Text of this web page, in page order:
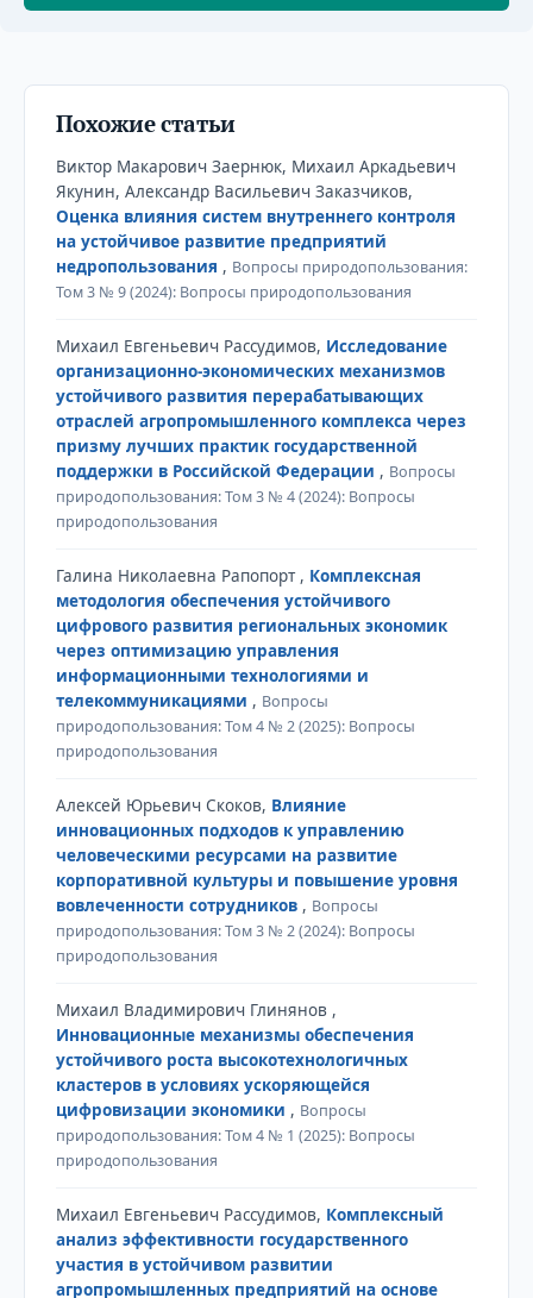
Похожие статьи
Виктор Макарович Заернюк, Михаил Аркадьевич
Якунин, Александр Васильевич Заказчиков,
Оценка влияния систем внутреннего контроля
на устойчивое развитие предприятий
недропользования , Вопросы природопользования:
Том 3 № 9 (2024): Вопросы природопользования
Михаил Евгеньевич Рассудимов, Исследование
организационно-экономических механизмов
устойчивого развития перерабатывающих
отраслей агропромышленного комплекса через
призму лучших практик государственной
поддержки в Российской Федерации , Вопросы
природопользования: Том 3 № 4 (2024): Вопросы
природопользования
Галина Николаевна Рапопорт , Комплексная
методология обеспечения устойчивого
цифрового развития региональных экономик
через оптимизацию управления
информационными технологиями и
телекоммуникациями , Вопросы
природопользования: Том 4 № 2 (2025): Вопросы
природопользования
Алексей Юрьевич Скоков, Влияние
инновационных подходов к управлению
человеческими ресурсами на развитие
корпоративной культуры и повышение уровня
вовлеченности сотрудников , Вопросы
природопользования: Том 3 № 2 (2024): Вопросы
природопользования
Михаил Владимирович Глинянов ,
Инновационные механизмы обеспечения
устойчивого роста высокотехнологичных
кластеров в условиях ускоряющейся
цифровизации экономики , Вопросы
природопользования: Том 4 № 1 (2025): Вопросы
природопользования
Михаил Евгеньевич Рассудимов, Комплексный
анализ эффективности государственного
участия в устойчивом развитии
агропромышленных предприятий на основе